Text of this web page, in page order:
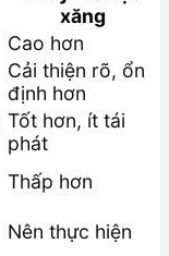
xăng
Cao hơn
Cải thiện rõ, ổn
định hơn
Tốt hơn, ít tái
phát
Thấp hơn
Nên thực hiện